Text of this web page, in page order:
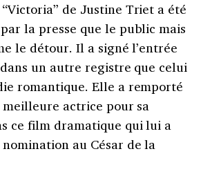
de Justine Triet a été
la presse que le public mais
le détour. Il a signé l’entrée
un autre registre que celui
romantique. Elle a remporté
actrice pour sa
ce film dramatique qui lui a
au César de la